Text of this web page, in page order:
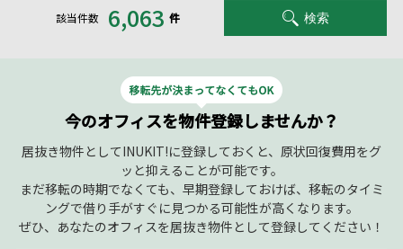
該当件数 6,063 件 検索
今のオフィスを物件登録しませんか？
居抜き物件としてINUKIT!に登録しておくと、原状回復費用をグ
ッと抑えることが可能です。
まだ移転の時期でなくても、早期登録しておけば、移転のタイミ
ングで借り手がすぐに見つかる可能性が高くなります。
ぜひ、あなたのオフィスを居抜き物件として登録してください！